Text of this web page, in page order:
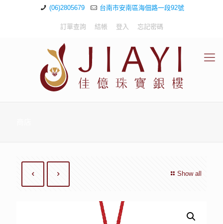
(06)2805679 台南市安南區海佃路一段92號
訂單查詢 結帳 登入 忘記密碼
Show all